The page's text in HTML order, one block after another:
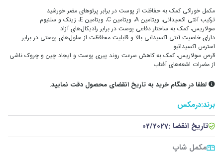
مکمل خوراکی کمک به حفاظت از پوست در برابر پرتوهای مضر خورشید
ترکیب آنتی اکسیدانی، ویتامین A، ویتامین C، ویتامین E، زینک و سلنیوم
سولاریس، کمک به ساختار دفاعی پوست در برابر رادیکال‌های آزاد
دارای خاصیت آنتی اکسیدانی بالا و قابلیت محافظت از سلول‌های پوستی در برابر
استرس اکسیداتیو
قرص سولاریس، کمک به کاهش سرعت روند پیری پوست و ایجاد چین و چروک ناشی
از مضرات اشعه‌های آفتاب
لطفا در هنگام خرید به تاریخ انقضای محصول دقت نمایید.
برند:درمکس
تاریخ انقضا :02/2027
مکمل شاپ